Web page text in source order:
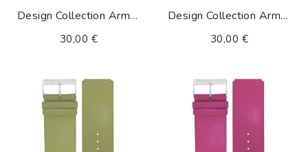
Design Collection Armband Lila
30,00 €
Design Collection Armband Ocker
30,00 €